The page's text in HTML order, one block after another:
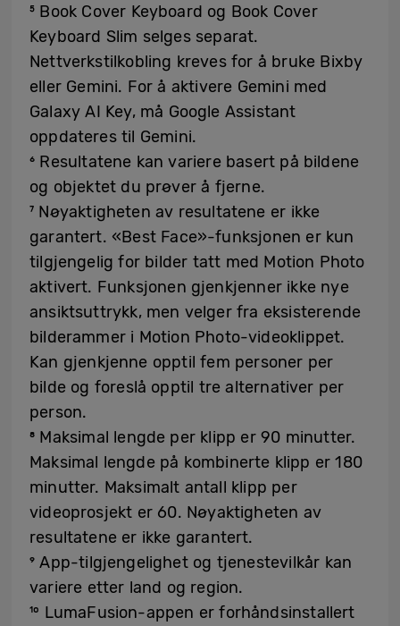
⁵ Book Cover Keyboard og Book Cover
Keyboard Slim selges separat.
Nettverkstilkobling kreves for å bruke Bixby
eller Gemini. For å aktivere Gemini med
Galaxy AI Key, må Google Assistant
oppdateres til Gemini.
⁶ Resultatene kan variere basert på bildene
og objektet du prøver å fjerne.
⁷ Nøyaktigheten av resultatene er ikke
garantert. «Best Face»-funksjonen er kun
tilgjengelig for bilder tatt med Motion Photo
aktivert. Funksjonen gjenkjenner ikke nye
ansiktsuttrykk, men velger fra eksisterende
bilderammer i Motion Photo-videoklippet.
Kan gjenkjenne opptil fem personer per
bilde og foreslå opptil tre alternativer per
person.
⁸ Maksimal lengde per klipp er 90 minutter.
Maksimal lengde på kombinerte klipp er 180
minutter. Maksimalt antall klipp per
videoprosjekt er 60. Nøyaktigheten av
resultatene er ikke garantert.
⁹ App-tilgjengelighet og tjenestevilkår kan
variere etter land og region.
¹⁰ LumaFusion-appen er forhåndsinstallert